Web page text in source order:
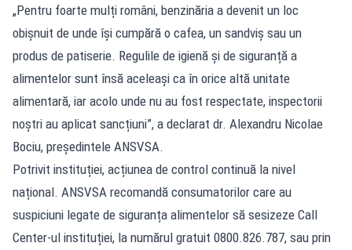
„Pentru foarte mulți români, benzinăria a devenit un loc
obișnuit de unde își cumpără o cafea, un sandviș sau un
produs de patiserie. Regulile de igienă și de siguranță a
alimentelor sunt însă aceleași ca în orice altă unitate
alimentară, iar acolo unde nu au fost respectate, inspectorii
noștri au aplicat sancțiuni”, a declarat dr. Alexandru Nicolae
Bociu, președintele ANSVSA.
Potrivit instituției, acțiunea de control continuă la nivel
național. ANSVSA recomandă consumatorilor care au
suspiciuni legate de siguranța alimentelor să sesizeze Call
Center-ul instituției, la numărul gratuit 0800.826.787, sau prin